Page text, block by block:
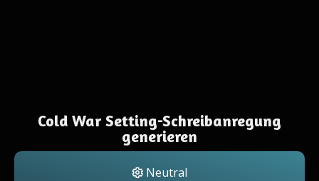
Cold War Setting-Schreibanregung
generieren
Neutral